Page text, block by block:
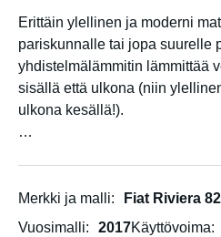
Erittäin ylellinen ja moderni
pariskunnalle tai jopa suurelle
yhdistelmälämmitin lämmittää
sisällä että ulkona (niin
ulkona kesällä!).
alhainen kuin 0,8 l/maili. B-
ansiosta sillä voi ajaa 120 km/
Merkki ja malli
Fiat Riviera
Vuosimalli
2017Käyttövoima